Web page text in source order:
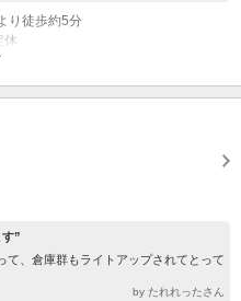
り徒歩約5分
休
”
て、倉庫群もライトアップされてとって
by たれれったさん